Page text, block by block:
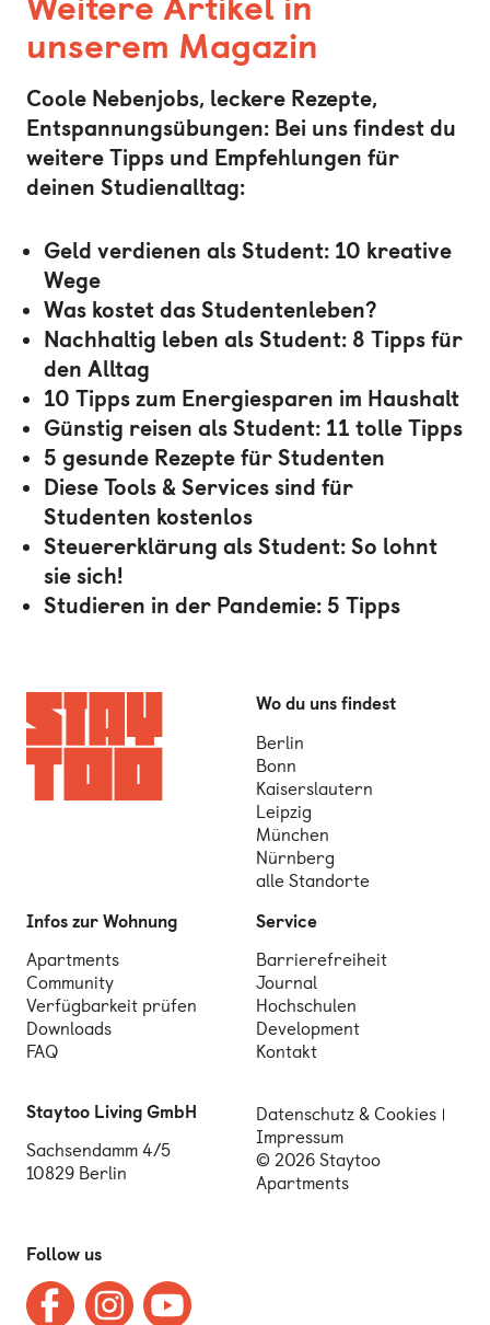
unserem Magazin
Coole Nebenjobs, leckere Rezepte,
Entspannungsübungen: Bei uns findest du
weitere Tipps und Empfehlungen für
deinen Studienalltag:
Geld verdienen als Student: 10 kreative
Wege
Was kostet das Studentenleben?
Nachhaltig leben als Student: 8 Tipps für
den Alltag
10 Tipps zum Energiesparen im Haushalt
Günstig reisen als Student: 11 tolle Tipps
5 gesunde Rezepte für Studenten
Diese Tools & Services sind für
Studenten kostenlos
Steuererklärung als Student: So lohnt
sie sich!
Studieren in der Pandemie: 5 Tipps
Wo du uns findest
Berlin
Bonn
Kaiserslautern
Leipzig
München
Nürnberg
alle Standorte
Infos zur Wohnung
Apartments
Community
Verfügbarkeit prüfen
Downloads
FAQ
Service
Barrierefreiheit
Journal
Hochschulen
Development
Kontakt
Staytoo Living GmbH
Sachsendamm 4/5
10829 Berlin
Datenschutz & Cookies
Impressum
© 2026 Staytoo
Apartments
Follow us